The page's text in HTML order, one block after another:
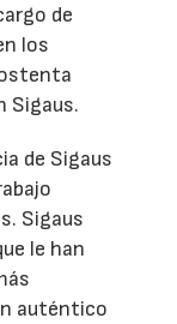
de
los
Sigaus.
de Sigaus
Sigaus
le han
auténtico